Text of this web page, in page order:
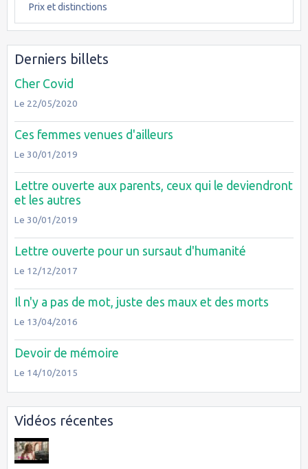
Prix et distinctions
Derniers billets
Cher Covid
Le 22/05/2020
Ces femmes venues d'ailleurs
Le 30/01/2019
Lettre ouverte aux parents, ceux qui le deviendront
et les autres
Le 30/01/2019
Lettre ouverte pour un sursaut d'humanité
Le 12/12/2017
Il n'y a pas de mot, juste des maux et des morts
Le 13/04/2016
Devoir de mémoire
Le 14/10/2015
Vidéos récentes